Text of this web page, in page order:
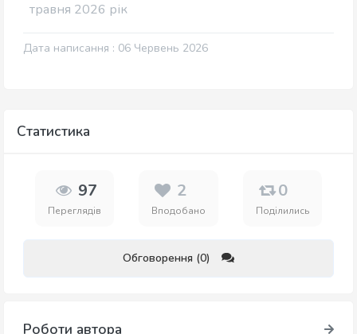
травня 2026 рік
Дата написання : 06 Червень 2026
Статистика
97
Переглядів
2
Вподобано
0
Поділились
Обговорення (0)
Роботи автора